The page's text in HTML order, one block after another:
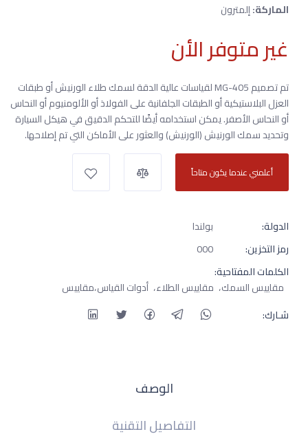
الماركة:إلمترون
غير متوفر الأن
تم تصميم MG-405 لقياسات عالية الدقة لسمك طلاء الورنيش أو طبقات
العزل البلاستيكية أو الطبقات الجلفانية على الفولاذ أو الألومنيوم أو النحاس
أو النحاس الأصفر. يمكن استخدامه أيضًا للتحكم الدقيق في هيكل السيارة
وتحديد سمك الورنيش (الورنيش) والعثور على الأماكن التي تم إصلاحها.
أعلمني عندما يكون متاحاً
الدولة:
بولندا
رمز التخزين:
000
الكلمات المفتاحية:
مقاييس السمك مقاييس الطلاء أدوات القياس مقاييس
شـارك:
الوصف
التفاصيل التقنية